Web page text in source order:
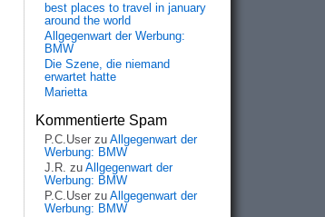
best places to travel in january
around the world
Allgegenwart der Werbung:
BMW
Die Szene, die niemand
erwartet hatte
Marietta
Kommentierte Spam
P.C.User zu Allgegenwart der
Werbung: BMW
J.R. zu Allgegenwart der
Werbung: BMW
P.C.User zu Allgegenwart der
Werbung: BMW